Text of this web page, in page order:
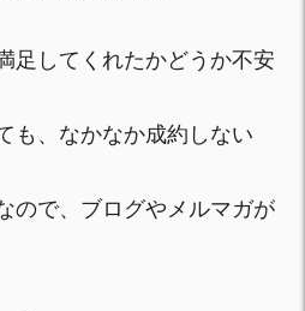
足してくれたかどうか不安
も、なかなか成約しない
ので、ブログやメルマガが